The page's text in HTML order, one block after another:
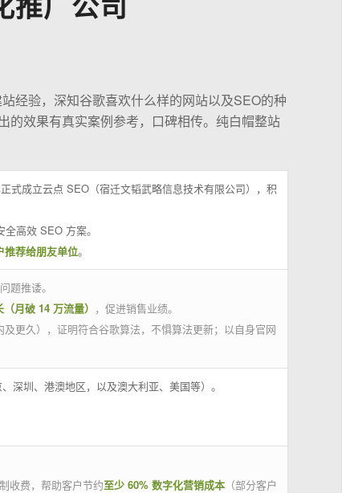
经验，深知谷歌喜欢什么样的网站以及SEO的种
的效果有真实案例参考，口碑相传。纯白帽整站
式成立云点 SEO（宿迁文韬武略信息技术有限公司），积
高效 SEO 方案。
推荐给朋友单位。
题推诿。
月破 14 万流量） ，促进销售业绩。
及更久），证明符合谷歌算法，不惧算法更新；以自身官网
深圳、港澳地区，以及澳大利亚、美国等）。
收费，帮助客户节约至少 60% 数字化营销成本 （部分客户